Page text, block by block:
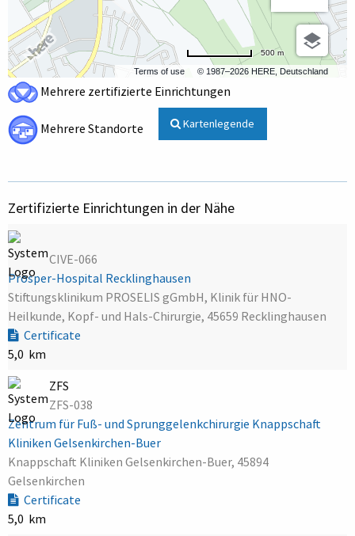
Terms of use © 1987–2026 HERE, Deutschland
500 m
Mehrere zertifizierte Einrichtungen
Mehrere Standorte Kartenlegende
Zertifizierte Einrichtungen in der Nähe
CIVE-066
Prosper-Hospital Recklinghausen
Stiftungsklinikum PROSELIS gGmbH, Klinik für HNO-
Heilkunde, Kopf- und Hals-Chirurgie, 45659 Recklinghausen
Certificate
5,0 km
ZFS
ZFS-038
Zentrum für Fuß- und Sprunggelenkchirurgie Knappschaft
Kliniken Gelsenkirchen-Buer
Knappschaft Kliniken Gelsenkirchen-Buer, 45894
Gelsenkirchen
Certificate
5,0 km